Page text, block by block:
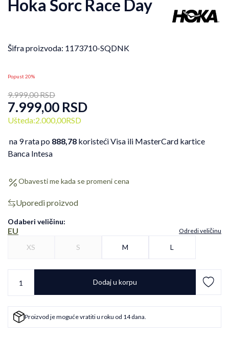
Hoka Šorc Race Day
Šifra proizvoda: 1173710-SQDNK
Popust 20%
9.999,00RSD
7.999,00 RSD
Ušteda:2.000,00RSD
na 9 rata po 888,78 koristeći Visa ili MasterCard kartice
Banca Intesa
Obavesti me kada se promeni cena
Uporedi proizvod
Odaberi veličinu:
EU Odredi veličinu
XS S M L
Dodaj u korpu
Proizvod je moguće vratiti u roku od 14 dana.